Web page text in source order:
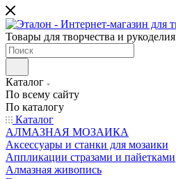
Товары для творчества и рукоделия
Каталог
По всему сайту
По каталогу
Каталог
АЛМАЗНАЯ МОЗАИКА
Аксессуары и станки для мозаики
Аппликации стразами и пайетками
Алмазная живопись